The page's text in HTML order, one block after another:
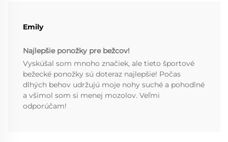
Emily
Najlepšie ponožky pre bežcov!
Vyskúšal som mnoho značiek, ale tieto športové
bežecké ponožky sú doteraz najlepšie! Počas
dlhých behov udržujú moje nohy suché a pohodlné
a všimol som si menej mozolov. Veľmi
odporúčam!